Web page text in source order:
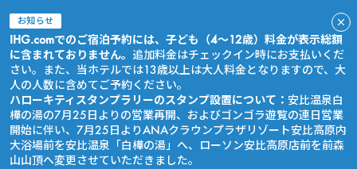
お知らせ
IHG.comでのご宿泊予約には、子ども（4～12歳）料金が表示総額
に含まれておりません。 追加料金はチェックイン時にお支払いくだ
さい。また、当ホテルでは13歳以上は大人料金となりますので、大
人の人数に含めてご予約ください。
ハローキティスタンプラリーのスタンプ設置について： 安比温泉白
樺の湯の7月25日よりの営業再開、およびゴンゴラ遊覧の連日営業
開始に伴い、7月25日よりANAクラウンプラザリゾート安比高原内
大浴場前を安比温泉「白樺の湯」へ、ローソン安比高原店前を前森
山山頂へ変更させていただきました。